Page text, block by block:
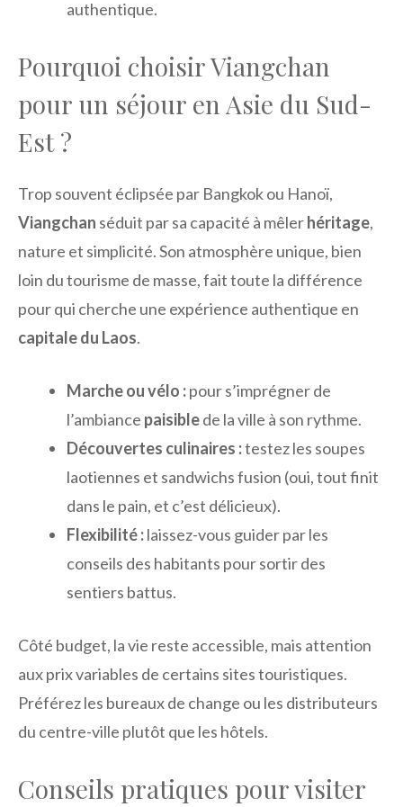
authentique.
Pourquoi choisir Viangchan
pour un séjour en Asie du Sud-
Est ?
Trop souvent éclipsée par Bangkok ou Hanoï,
Viangchan séduit par sa capacité à mêlerhéritage,
nature et simplicité. Son atmosphère unique, bien
loin du tourisme de masse, fait toute la différence
pour qui cherche une expérience authentique en
capitale du Laos.
Marche ou vélo :pour s’imprégner de
l’ambiance paisiblede la ville à son rythme.
Découvertes culinaires :testez les soupes
laotiennes et sandwichs fusion (oui, tout finit
dans le pain, et c’est délicieux).
Flexibilité :laissez-vous guider par les
conseils des habitants pour sortir des
sentiers battus.
Côté budget, la vie reste accessible, mais attention
aux prix variables de certains sites touristiques.
Préférez les bureaux de change ou les distributeurs
du centre-ville plutôt que les hôtels.
Conseils pratiques pour visiter